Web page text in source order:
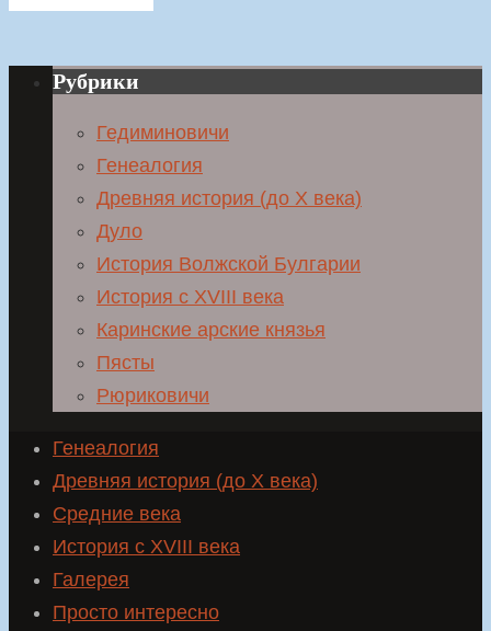
Рубрики
Гедиминовичи
Генеалогия
Древняя история (до X века)
Дуло
История Волжской Булгарии
История с XVIII века
Каринские арские князья
Пясты
Рюриковичи
Генеалогия
Древняя история (до X века)
Средние века
История с XVIII века
Галерея
Просто интересно